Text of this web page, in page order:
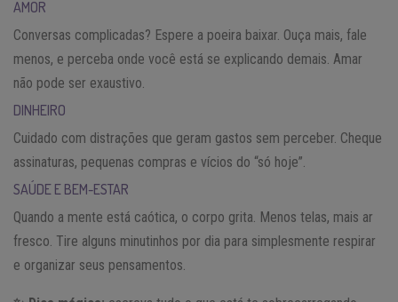
AMOR
Conversas complicadas? Espere a poeira baixar. Ouça mais, fale
menos, e perceba onde você está se explicando demais. Amar
não pode ser exaustivo.
DINHEIRO
Cuidado com distrações que geram gastos sem perceber. Cheque
assinaturas, pequenas compras e vícios do “só hoje”.
SAÚDE E BEM-ESTAR
Quando a mente está caótica, o corpo grita. Menos telas, mais ar
fresco. Tire alguns minutinhos por dia para simplesmente respirar
e organizar seus pensamentos.